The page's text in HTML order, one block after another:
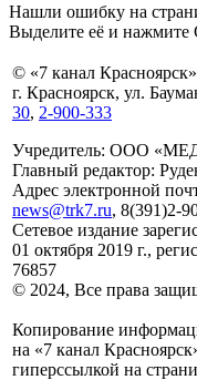
Нашли ошибку на
Выделите её и нажмите
© «7 канал
г. Красноярск, ул.
30, 2-900-333
Учредитель: ООО
Главный редактор:
Адрес электронной
news@trk7.ru, 8(391)2-
Сетевое издание
01 октября 2019 г.,
76857
© 2024, Все права
Копирование
на «7 канал
гиперссылкой на